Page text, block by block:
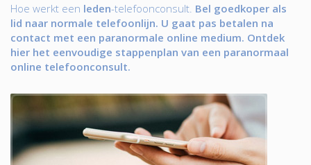
Hoe werkt een leden-telefoonconsult. Bel goedkoper als
lid naar normale telefoonlijn. U gaat pas betalen na
contact met een paranormale online medium. Ontdek
hier het eenvoudige stappenplan van een paranormaal
online telefoonconsult.